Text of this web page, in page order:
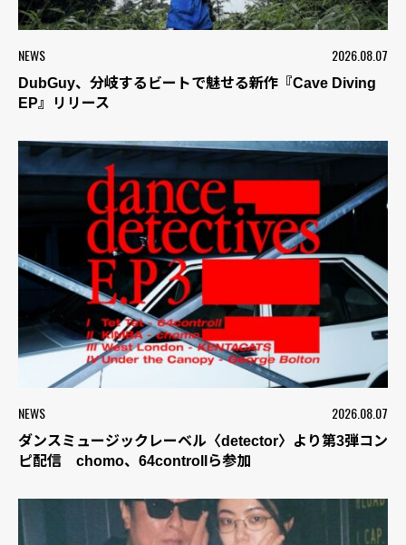
NEWS 2026.08.07
DubGuy、分岐するビートで魅せる新作『Cave Diving
EP』リリース
NEWS 2026.08.07
ダンスミュージックレーベル〈detector〉より第3弾コン
ピ配信 chomo、64controllら参加